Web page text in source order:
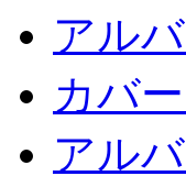
アル
カバ
アル